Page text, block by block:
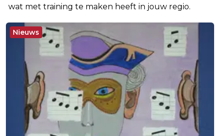
wat met training te maken heeft in jouw regio.
Nieuws